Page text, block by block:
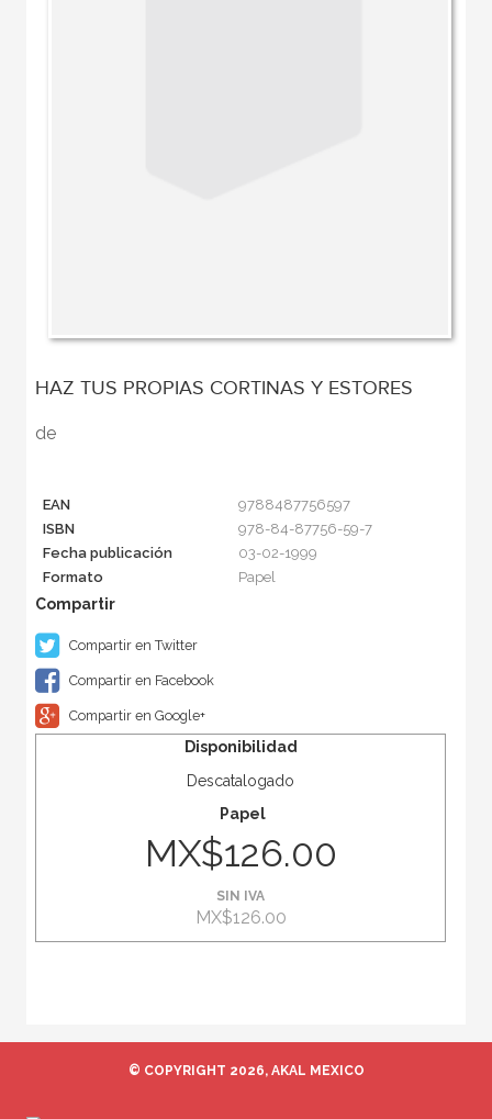
HAZ TUS PROPIAS CORTINAS Y ESTORES
de
EAN
9788487756597
ISBN
978-84-87756-59-7
Fecha publicación
03-02-1999
Formato
Papel
Compartir en Twitter
Compartir en Facebook
Compartir en Google+
Disponibilidad
Descatalogado
Papel
MX$126.00
SIN IVA
MX$126.00
© COPYRIGHT 2026, AKAL MEXICO